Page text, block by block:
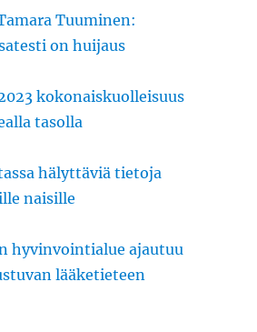
Tuuminen:
on huijaus
kokonaiskuolleisuus
tasolla
hälyttäviä tietoja
naisille
hyvinvointialue ajautuu
lääketieteen